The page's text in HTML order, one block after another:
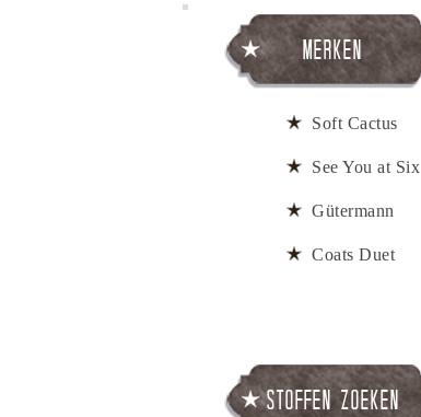
Merken
Soft Cactus
See You at Six
Gütermann
Coats Duet
Stoffen zoeken